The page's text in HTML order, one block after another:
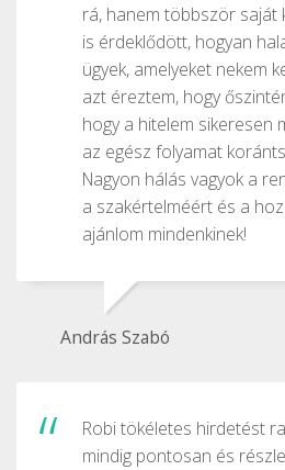
rá, hanem többször saját
is érdeklődött, hogyan
ügyek, amelyeket nekem
azt éreztem, hogy
hogy a hitelem sikeresen
az egész folyamat
Nagyon hálás vagyok a
a szakértelméért és a
ajánlom mindenkinek!
András Szabó
Robi tökéletes hirdetést
mindig pontosan és